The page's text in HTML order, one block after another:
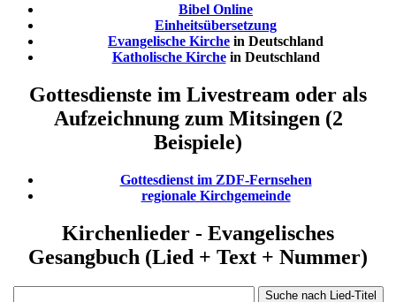
Bibel Online
Einheitsübersetzung
Evangelische Kirche in Deutschland
Katholische Kirchein Deutschland
Gottesdienste im Livestream oder als
Aufzeichnung zum Mitsingen (2
Beispiele)
Gottesdienst im ZDF-Fernsehen
regionale Kirchgemeinde
Kirchenlieder - Evangelisches
Gesangbuch (Lied + Text + Nummer)